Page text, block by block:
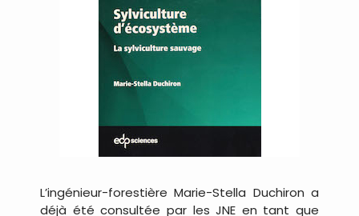
L’ingénieur-forestière Marie-Stella Duchiron a
déjà été consultée par les JNE en tant que